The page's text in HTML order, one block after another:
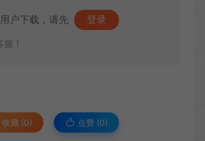
户下载，请先 登录
！
收藏 (0) 点赞 (0)